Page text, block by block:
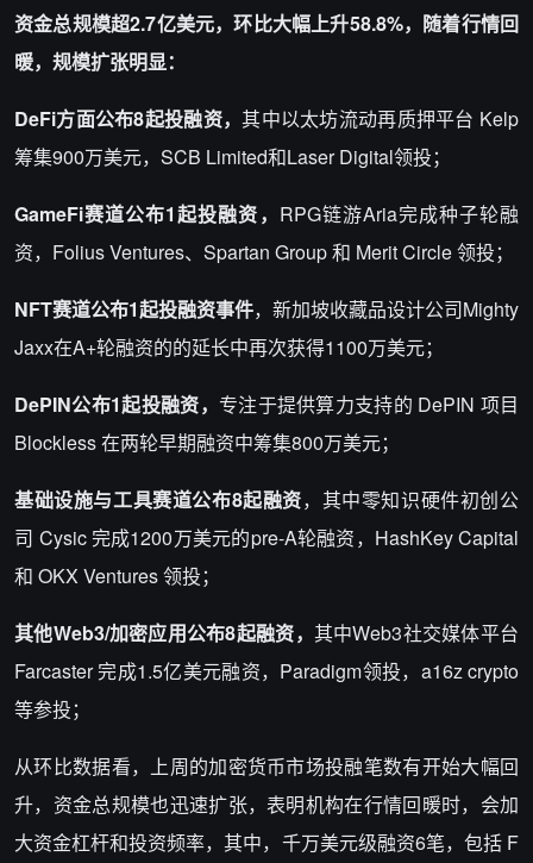
资金总规模超2.7亿美元，环比大幅上升58.8%，随着行情回
暖，规模扩张明显：
DeFi方面公布8起投融资，其中以太坊流动再质押平台 Kelp
筹集900万美元，SCB Limited和Laser Digital领投；
GameFi赛道公布1起投融资， RPG链游Aria完成种子轮融
资，Folius Ventures、Spartan Group 和 Merit Circle 领投；
NFT赛道公布1起投融资事件，新加坡收藏品设计公司Mighty
Jaxx在A+轮融资的的延长中再次获得1100万美元；
DePIN公布1起投融资， 专注于提供算力支持的 DePIN 项目
Blockless 在两轮早期融资中筹集800万美元；
基础设施与工具赛道公布8起融资，其中零知识硬件初创公
司 Cysic 完成1200万美元的pre-A轮融资，HashKey Capital
和 OKX Ventures 领投；
其他Web3/加密应用公布8起融资， 其中Web3社交媒体平台
Farcaster 完成1.5亿美元融资，Paradigm领投，a16z crypto
等参投；
从环比数据看，上周的加密货币市场投融笔数有开始大幅回
升，资金总规模也迅速扩张，表明机构在行情回暖时，会加
大资金杠杆和投资频率，其中，千万美元级融资6笔，包括 F